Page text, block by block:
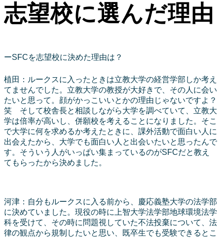
志望校に選んだ理由
ーSFCを志望校に決めた理由は？
植田：ルークスに入ったときは立教大学の経営学部しか考え
てませんでした。立教大学の教授が大好きで、その人に会い
たいと思って。顔がかっこいいとかの理由じゃないですよ？
笑 そして校舎長と相談しながら大学を調べていて、立教大
学は倍率が高いし、併願校を考えることになりました。そこ
で大学に何を求めるか考えたときに、課外活動で面白い人に
出会えたから、大学でも面白い人と出会いたいと思ったんで
す。そういう人がいっぱい集まっているのがSFCだと教え
てもらったから決めました。
河津：自分もルークスに入る前から、慶応義塾大学の法学部
に決めていました。現役の時に上智大学法学部地球環境法学
科を受けて、その時に問題視していた不法投棄について、法
律の観点から規制したいと思い、既卒生でも受験できるとこ